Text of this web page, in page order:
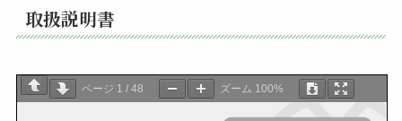
取扱説明書
ページ 1 / 48 ズーム 100%